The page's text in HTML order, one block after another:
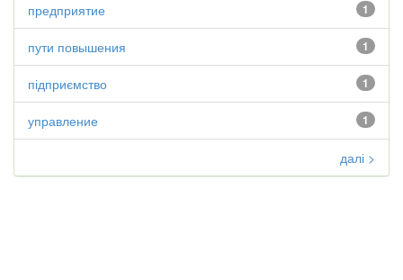
1
предприятие
1
пути повышения
1
підприємство
1
управление
далі >